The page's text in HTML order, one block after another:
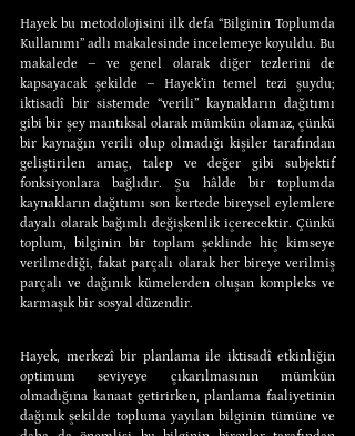
Hayek bu metodolojisini ilk defa “Bilginin Toplumda
Kullanımı” adlı makalesinde incelemeye koyuldu. Bu
makalede – ve genel olarak diğer tezlerini de
kapsayacak şekilde – Hayek’in temel tezi şuydu;
iktisadî bir sistemde “verili” kaynakların dağıtımı
gibi bir şey mantıksal olarak mümkün olamaz, çünkü
bir kaynağın verili olup olmadığı kişiler tarafından
geliştirilen amaç, talep ve değer gibi subjektif
fonksiyonlara bağlıdır. Şu hâlde bir toplumda
kaynakların dağıtımı son kertede bireysel eylemlere
dayalı olarak bağımlı değişkenlik içerecektir. Çünkü
toplum, bilginin bir toplam şeklinde hiç kimseye
verilmediği, fakat parçalı olarak her bireye verilmiş
parçalı ve dağınık kümelerden oluşan kompleks ve
karmaşık bir sosyal düzendir.
Hayek, merkezî bir planlama ile iktisadî etkinliğin
optimum seviyeye çıkarılmasının mümkün
olmadığına kanaat getirirken, planlama faaliyetinin
dağınık şekilde topluma yayılan bilginin tümüne ve